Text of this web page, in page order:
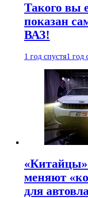
Такого вы
показан
ВАЗ!
1 год спустя1 год
«Китайцы»
меняют
для